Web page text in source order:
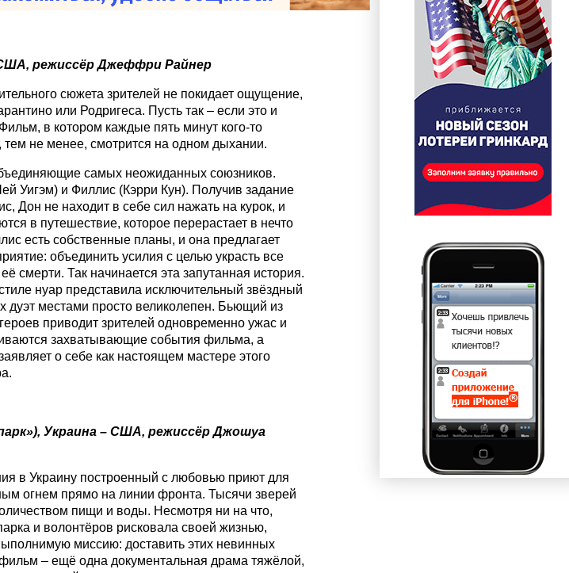
режиссёр Джеффри Райнер
сюжета зрителей не покидает ощущение,
или Родригеса. Пусть так – если это и
в котором каждые пять минут кого-то
тем не менее, смотрится на одном дыхании.
самых неожиданных союзников.
Уигэм) и Филлис (Кэрри Кун). Получив задание
Дон не находит в себе сил нажать на курок, и
в путешествие, которое перерастает в нечто
есть собственные планы, и она предлагает
объединить усилия с целью украсть все
смерти. Так начинается эта запутанная история.
нуар представила исключительный звёздный
дуэт местами просто великолепен. Бьющий из
приводит зрителей одновременно ужас и
захватывающие события фильма, а
о себе как настоящем мастере этого
»), Украина– США, режиссёр Джошуа
в Украину построенный с любовью приют для
огнем прямо на линии фронта. Тысячи зверей
пищи и воды. Несмотря ни на что,
и волонтёров рисковала своей жизнью,
миссию: доставить этих невинных
– ещё одна документальная драма тяжёлой,